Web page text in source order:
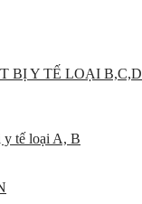
BỊ Y TẾ LOẠI B,C,D
y tế loại A, B